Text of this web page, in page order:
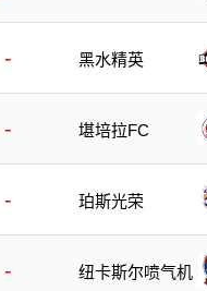
- 黑水精英
- 堪培拉FC
- 珀斯光荣
- 纽卡斯尔喷气机